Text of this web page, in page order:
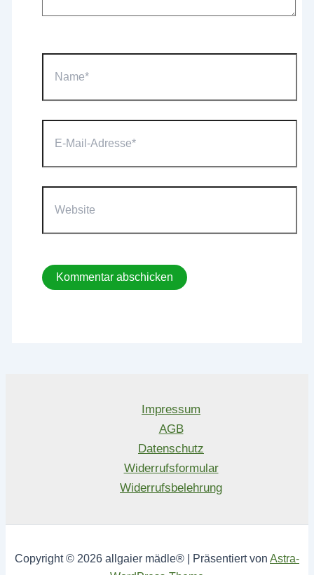
Mail-
Impressum
AGB
Datenschutz
Widerrufsformular
Widerrufsbelehrung
Copyright © 2026 allgaier mädle® | Präsentiert von Astra-